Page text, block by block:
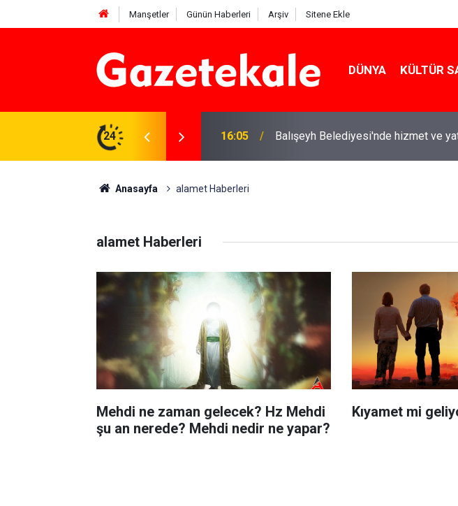
Manşetler Günün Haberleri Arşiv Sitene Ekle
DÜNYA KÜLTÜR
24 16:05 Balışeyh Belediyesi'nde hizmet ve
Anasayfa alamet Haberleri
alamet Haberleri
Mehdi ne zaman gelecek? Hz Mehdi
şu an nerede? Mehdi nedir ne yapar?
Kıyamet mi